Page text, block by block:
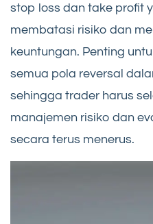
stop loss dan take profit
membatasi risiko dan
keuntungan. Penting
semua pola reversal
sehingga trader harus
manajemen risiko dan
secara terus menerus.